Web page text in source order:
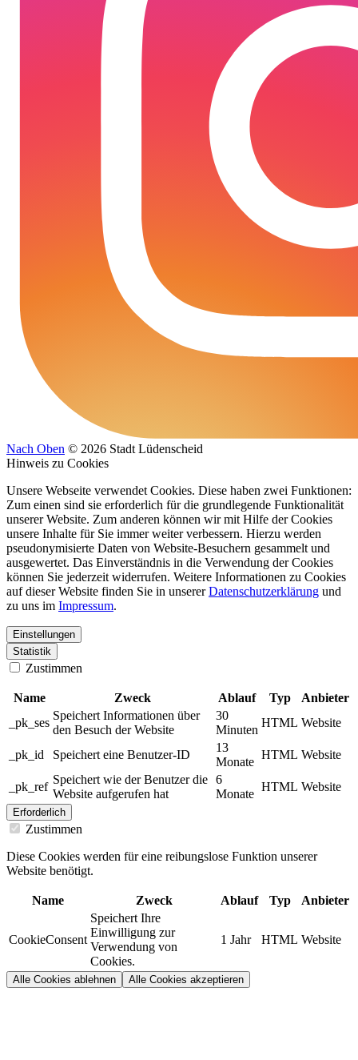
Nach Oben © 2026 Stadt Lüdenscheid
Hinweis zu Cookies
Unsere Webseite verwendet Cookies. Diese haben zwei Funktionen:
Zum einen sind sie erforderlich für die grundlegende Funktionalität
unserer Website. Zum anderen können wir mit Hilfe der Cookies
unsere Inhalte für Sie immer weiter verbessern. Hierzu werden
pseudonymisierte Daten von Website-Besuchern gesammelt und
ausgewertet. Das Einverständnis in die Verwendung der Cookies
können Sie jederzeit widerrufen. Weitere Informationen zu Cookies
auf dieser Website finden Sie in unsererDatenschutzerklärung und
zu uns im Impressum.
Einstellungen
Statistik
Zustimmen
Name Zweck Ablauf Typ
Anbieter
_pk_ses
Speichert Informationen über
den Besuch der Website
30
Minuten
HTML Website
_pk_id Speichert eine Benutzer-ID
13
Monate
HTML Website
_pk_ref
Speichert wie der Benutzer die
Website aufgerufen hat
6
Monate
HTML Website
Erforderlich
Zustimmen
Diese Cookies werden für eine reibungslose Funktion unserer
Website benötigt.
Name Zweck Ablauf Typ Anbieter
CookieConsent
Speichert Ihre
Einwilligung zur
Verwendung von
Cookies.
1 Jahr HTML Website
Alle Cookies ablehnen Alle Cookies akzeptieren